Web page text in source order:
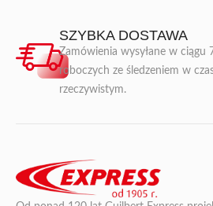
SZYBKA DOSTAWA
Zamówienia wysyłane w ciągu
roboczych ze śledzeniem w
rzeczywistym.